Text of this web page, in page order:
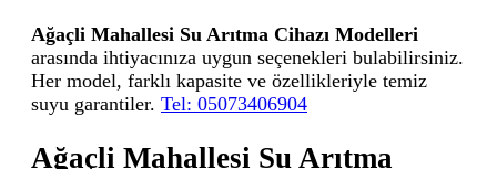
Ağaçli Mahallesi Su Arıtma Cihazı Modelleri
arasında ihtiyacınıza uygun seçenekleri bulabilirsiniz.
Her model, farklı kapasite ve özellikleriyle temiz
suyu garantiler. Tel: 05073406904
Ağaçli Mahallesi Su Arıtma